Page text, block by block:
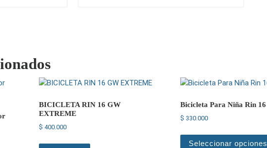
BICICLETA RIN 16 GW
EXTREME
$ 400.000
Bicicleta Para Niña Rin 16
$ 330.000
Seleccionar opciones